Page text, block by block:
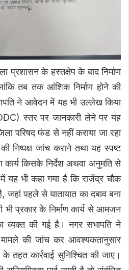
प्रशासन के हस्तक्षेप के बाद निर्माण
तब तक आंशिक निर्माण होने की
ने आवेदन में यह भी उल्लेख किया
स्तर पर जानकारी लेने पर यह
परिषद फंड से नहीं कराया जा रहा
निष्पक्ष जांच कराने तथा यह स्पष्ट
कार्य किसके निर्देश अथवा अनुमति से
यह भी कहा गया है कि राजेंद्र चौक
जहां पहले से यातायात का दबाव बना
भी प्रकार के निर्माण कार्य से आमजन
व्यक्त की गई है। नगर सभापति ने
की जांच कर आवश्यकतानुसार
तहत कार्रवाई सुनिश्चित की जाए।